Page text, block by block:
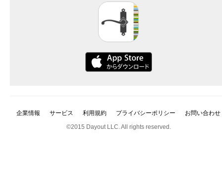
企業情報 サービス 利用規約 プライバシーポリシー
お問い合わせ
©2015 Dayout LLC. All rights reserved.